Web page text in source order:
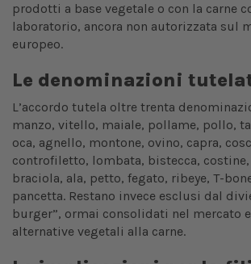
prodotti a base vegetale o con la carne
laboratorio, ancora non autorizzata sul
europeo.
Le denominazioni
L’accordo tutela oltre trenta
manzo, vitello, maiale, pollame, pollo,
oca, agnello, montone, ovino, capra,
controfiletto, lombata, bistecca,
braciola, ala, petto, fegato, ribeye, T-
pancetta. Restano invece esclusi dal
burger”, ormai consolidati nel mercato
alternative vegetali alla carne.